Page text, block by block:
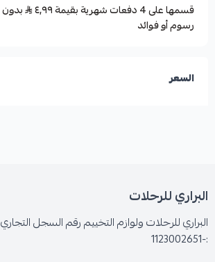
قسمها على 4 دفعات شهرية بقيمة ٤٫٩٩
بدون
رسوم أو فوائد
السعر
البراري للرحلات
البراري للرحلات ولوازم التخييم رقم السجل التجاري
:-1123002651